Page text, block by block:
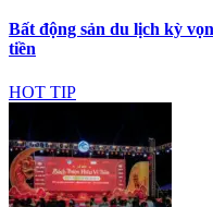
Bất động sản du lịch kỳ
tiền
HOT TIP